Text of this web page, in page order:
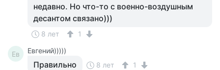
недавно. Но что-то с военно-воздушным
десантом связано)))
8 лет 1
Ев Евгений)))))
Правильно 8 лет 1